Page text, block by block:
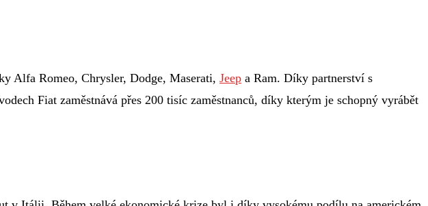
Alfa Romeo, Chrysler, Dodge, Maserati, Jeep a Ram. Díky partnerství s
Fiat zaměstnává přes 200 tisíc zaměstnanců, díky kterým je schopný vyrábět